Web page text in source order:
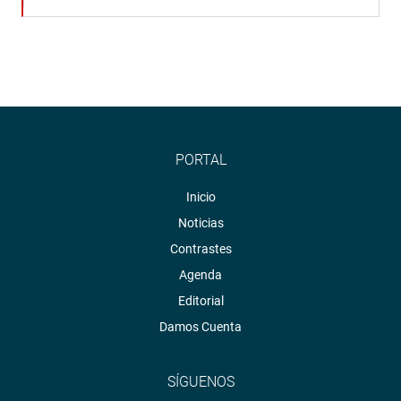
PORTAL
Inicio
Noticias
Contrastes
Agenda
Editorial
Damos Cuenta
SÍGUENOS